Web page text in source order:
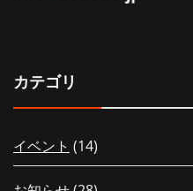
カテゴリ
イベント (14)